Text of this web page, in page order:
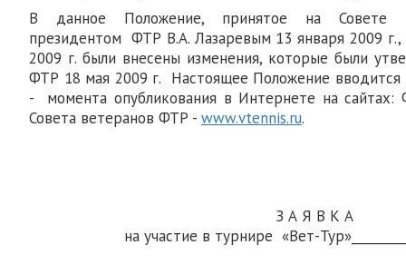
В данное Положение, принятое на
президентом ФТР В.А. Лазаревым 13 января 2009 г.,
2009 г. были внесены изменения, которые были
ФТР 18 мая 2009 г. Настоящее Положение вводится
- момента опубликования в Интернете на
Совета ветеранов ФТР - www.vtennis.ru.
З А Я В К А
на участие в турнире «Вет-